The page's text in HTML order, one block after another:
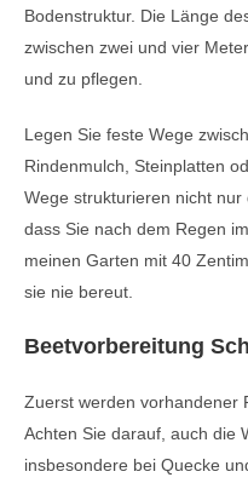
Bodenstruktur. Die Länge
zwischen zwei und vier
und zu pflegen.
Legen Sie feste Wege
Rindenmulch, Steinplatten
Wege strukturieren nicht nur
dass Sie nach dem Regen
meinen Garten mit 40
sie nie bereut.
Beetvorbereitung
Zuerst werden vorhandener
Achten Sie darauf, auch die
insbesondere bei Quecke